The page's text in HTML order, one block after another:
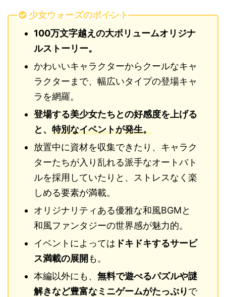
少女ウォーズのポイント
100万文字越えの大ボリュームオリジナ
ルストーリー。
かわいいキャラクターからクールなキャ
ラクターまで、幅広いタイプの登場キャ
ラを網羅。
登場する美少女たちとの好感度を上げる
と、 特別なイベントが発生。
放置中に資材を収集できたり、キャラク
ターたちが入り乱れる派手なオートバト
ルを採用していたりと、ストレスなく楽
しめる要素が満載。
オリジナリティある優雅な和風BGMと
和風ファンタジーの世界感が魅力的。
イベントによっては ドキドキするサービ
ス満載の展開も。
本編以外にも、 無料で遊べるパズルや謎
解きなど豊富なミニゲームがたっぷりで